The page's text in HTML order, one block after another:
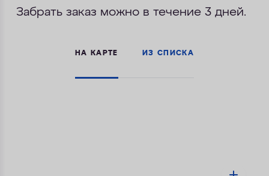
Забрать заказ можно в течение 3 дней.
НА КАРТЕ ИЗ СПИСКА